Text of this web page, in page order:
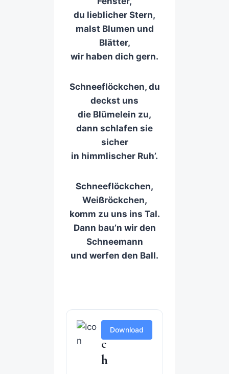
du lieblicher Stern,
malst Blumen und
Blätter,
wir haben dich gern.
Schneeflöckchen, du
deckst uns
die Blümelein zu,
dann schlafen sie
sicher
in himmlischer Ruh’.
Schneeflöckchen,
Weißröckchen,
komm zu uns ins Tal.
Dann bau’n wir den
Schneemann
und werfen den Ball.
c
h
Download